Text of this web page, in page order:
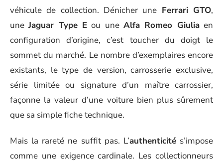
véhicule de collection. Dénicher une Ferrari GTO,
uneJaguar Type E ou uneAlfa Romeo Giuliaen
configuration d’origine, c’est toucher du doigt le
sommet du marché. Le nombre d’exemplaires encore
existants, le type de version, carrosserie exclusive,
série limitée ou signature d’un maître carrossier,
façonne la valeur d’une voiture bien plus sûrement
que sa simple fiche technique.
Mais la rareté ne suffit pas. L’authenticités’impose
comme une exigence cardinale. Les collectionneurs